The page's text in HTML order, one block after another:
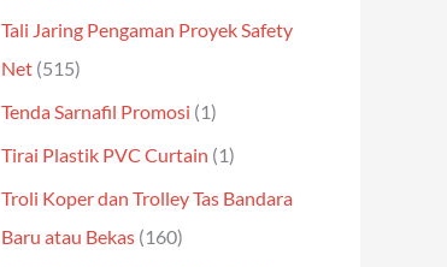
Tali Jaring Pengaman Proyek Safety
Net (515)
Tenda Sarnafil Promosi (1)
Tirai Plastik PVC Curtain (1)
Troli Koper dan Trolley Tas Bandara
Baru atau Bekas (160)